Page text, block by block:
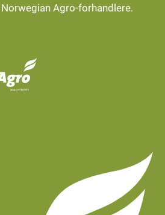
Agro-forhandlere.